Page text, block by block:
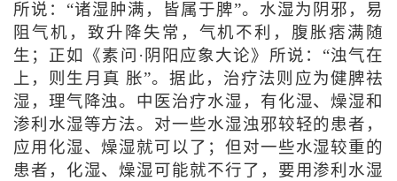
所说：“诸湿肿满，皆属于脾”。水湿为阴邪，易
阻气机，致升降失常，气机不利，腹胀痞满随
生；正如《素问·阴阳应象大论》所说：“浊气在
上，则生月真 胀”。据此，治疗法则应为健脾祛
湿，理气降浊。中医治疗水湿，有化湿、燥湿和
渗利水湿等方法。对一些水湿浊邪较轻的患者，
应用化湿、燥湿就可以了；但对一些水湿较重的
患者，化湿、燥湿可能就不行了，要用渗利水湿